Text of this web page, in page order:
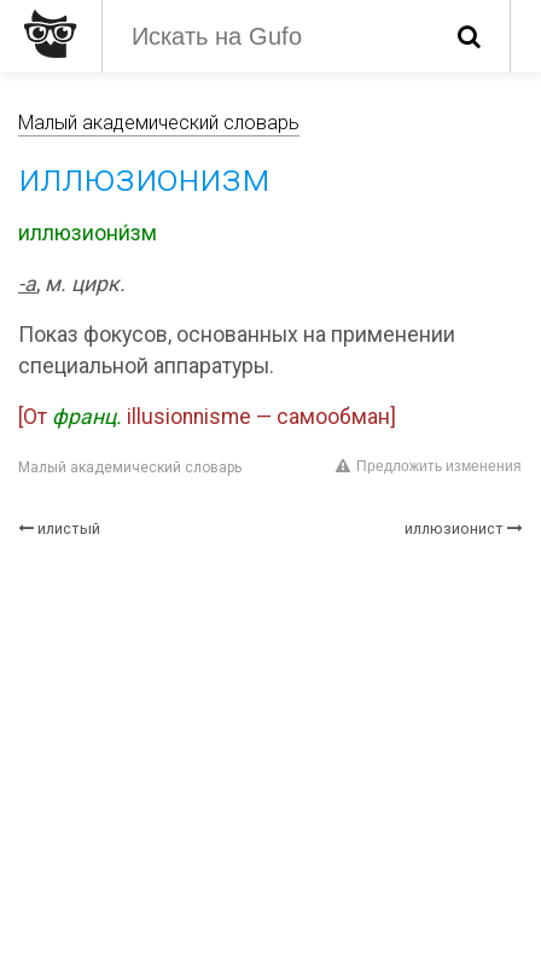
Малый академический словарь
иллюзионизм
иллюзиони́зм
-а, м. цирк.
Показ фокусов, основанных на применении
специальной аппаратуры.
[От франц. illusionnisme — самообман]
Малый академический словарь Предложить изменения
илистый иллюзионист